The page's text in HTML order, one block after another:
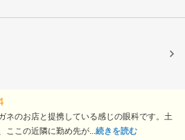
ネのお店と提携している感じの眼科です。土
ここの近隣に勤め先が... 続きを読む